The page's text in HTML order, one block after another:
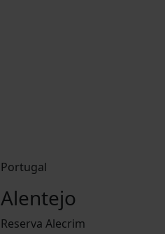
Portugal
Alentejo
Reserva Alecrim